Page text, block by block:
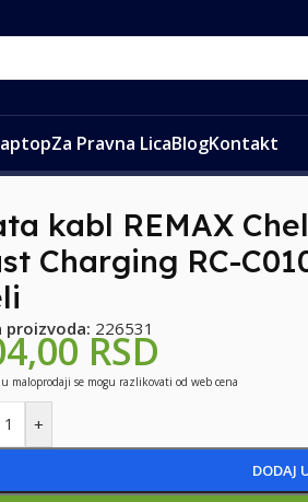
Za Pravna LicaBlogKontakt
kabl REMAX
Charging RC-
proizvoda: 226531
RSD
maloprodaji se mogu razlikovati od web cena
+
DODAJ